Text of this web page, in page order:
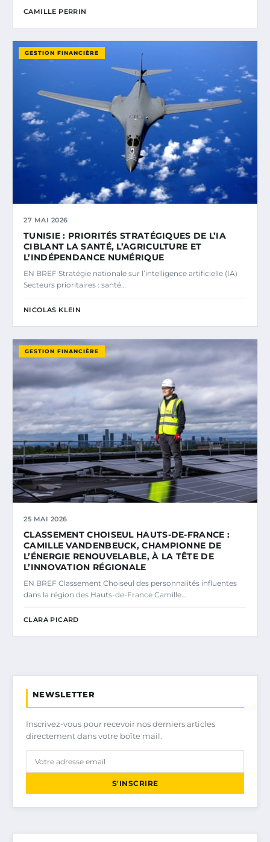
CAMILLE PERRIN
GESTION FINANCIÈRE
27 MAI 2026
TUNISIE : PRIORITÉS STRATÉGIQUES DE L’IA
CIBLANT LA SANTÉ, L’AGRICULTURE ET
L’INDÉPENDANCE NUMÉRIQUE
EN BREF Stratégie nationale sur l’intelligence artificielle (IA)
Secteurs prioritaires : santé…
NICOLAS KLEIN
GESTION FINANCIÈRE
25 MAI 2026
CLASSEMENT CHOISEUL HAUTS-DE-FRANCE :
CAMILLE VANDENBEUCK, CHAMPIONNE DE
L’ÉNERGIE RENOUVELABLE, À LA TÊTE DE
L’INNOVATION RÉGIONALE
EN BREF Classement Choiseul des personnalités influentes
dans la région des Hauts-de-France Camille…
CLARA PICARD
NEWSLETTER
Inscrivez-vous pour recevoir nos derniers articles
directement dans votre boîte mail.
S'INSCRIRE